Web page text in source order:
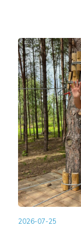
2026-07-25